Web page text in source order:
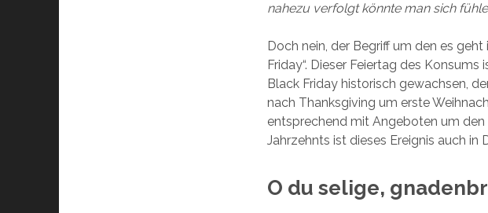
nahezu verfolgt könnte man sich
Doch nein, der Begriff um den es
Friday“. Dieser Feiertag des
Black Friday historisch gewachsen,
nach Thanksgiving um erste
entsprechend mit Angeboten um
Jahrzehnts ist dieses Ereignis auch in
O du selige,